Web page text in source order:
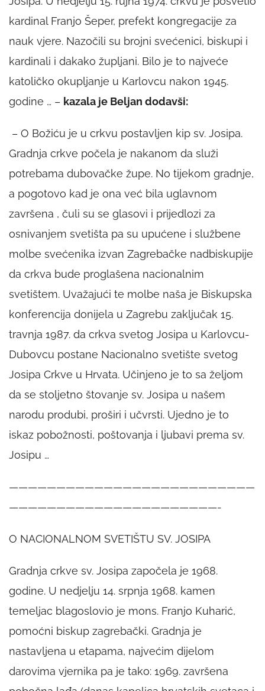
kardinal Franjo Šeper, prefekt kongregacije za
nauk vjere. Nazočili su brojni svećenici, biskupi i
kardinali i dakako župljani. Bilo je to najveće
katoličko okupljanje u Karlovcu nakon 1945.
godine … – kazala je Beljan dodavši:
– O Božiću je u crkvu postavljen kip sv. Josipa.
Gradnja crkve počela je nakanom da služi
potrebama dubovačke župe. No tijekom gradnje,
a pogotovo kad je ona već bila uglavnom
završena , čuli su se glasovi i prijedlozi za
osnivanjem svetišta pa su upućene i službene
molbe svećenika izvan Zagrebačke nadbiskupije
da crkva bude proglašena nacionalnim
svetištem. Uvažajući te molbe naša je Biskupska
konferencija donijela u Zagrebu zaključak 15.
travnja 1987. da crkva svetog Josipa u Karlovcu-
Dubovcu postane Nacionalno svetište svetog
Josipa Crkve u Hrvata. Učinjeno je to sa željom
da se stoljetno štovanje sv. Josipa u našem
narodu produbi, proširi i učvrsti. Ujedno je to
iskaz pobožnosti, poštovanja i ljubavi prema sv.
Josipu …
——————————————————————————
——————————————————————-
O NACIONALNOM SVETIŠTU SV. JOSIPA
Gradnja crkve sv. Josipa započela je 1968.
godine. U nedjelju 14. srpnja 1968. kamen
temeljac blagoslovio je mons. Franjo Kuharić,
pomoćni biskup zagrebački. Gradnja je
nastavljena u etapama, najvećim dijelom
darovima vjernika pa je tako: 1969. završena